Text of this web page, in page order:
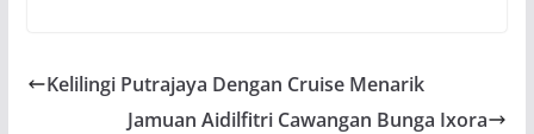
Kelilingi Putrajaya Dengan Cruise Menarik
Jamuan Aidilfitri Cawangan Bunga Ixora